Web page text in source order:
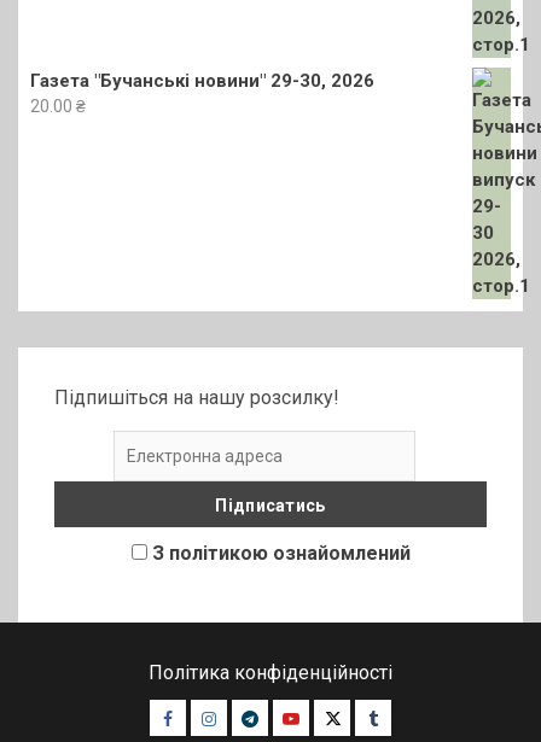
Газета "Бучанські новини" 29-30, 2026
20.00 ₴
Підпишіться на нашу розсилку!
З політикою ознайомлений
Політика конфіденційності
Facebook
Instagram
TelegramYoutubeTwitterTumblr